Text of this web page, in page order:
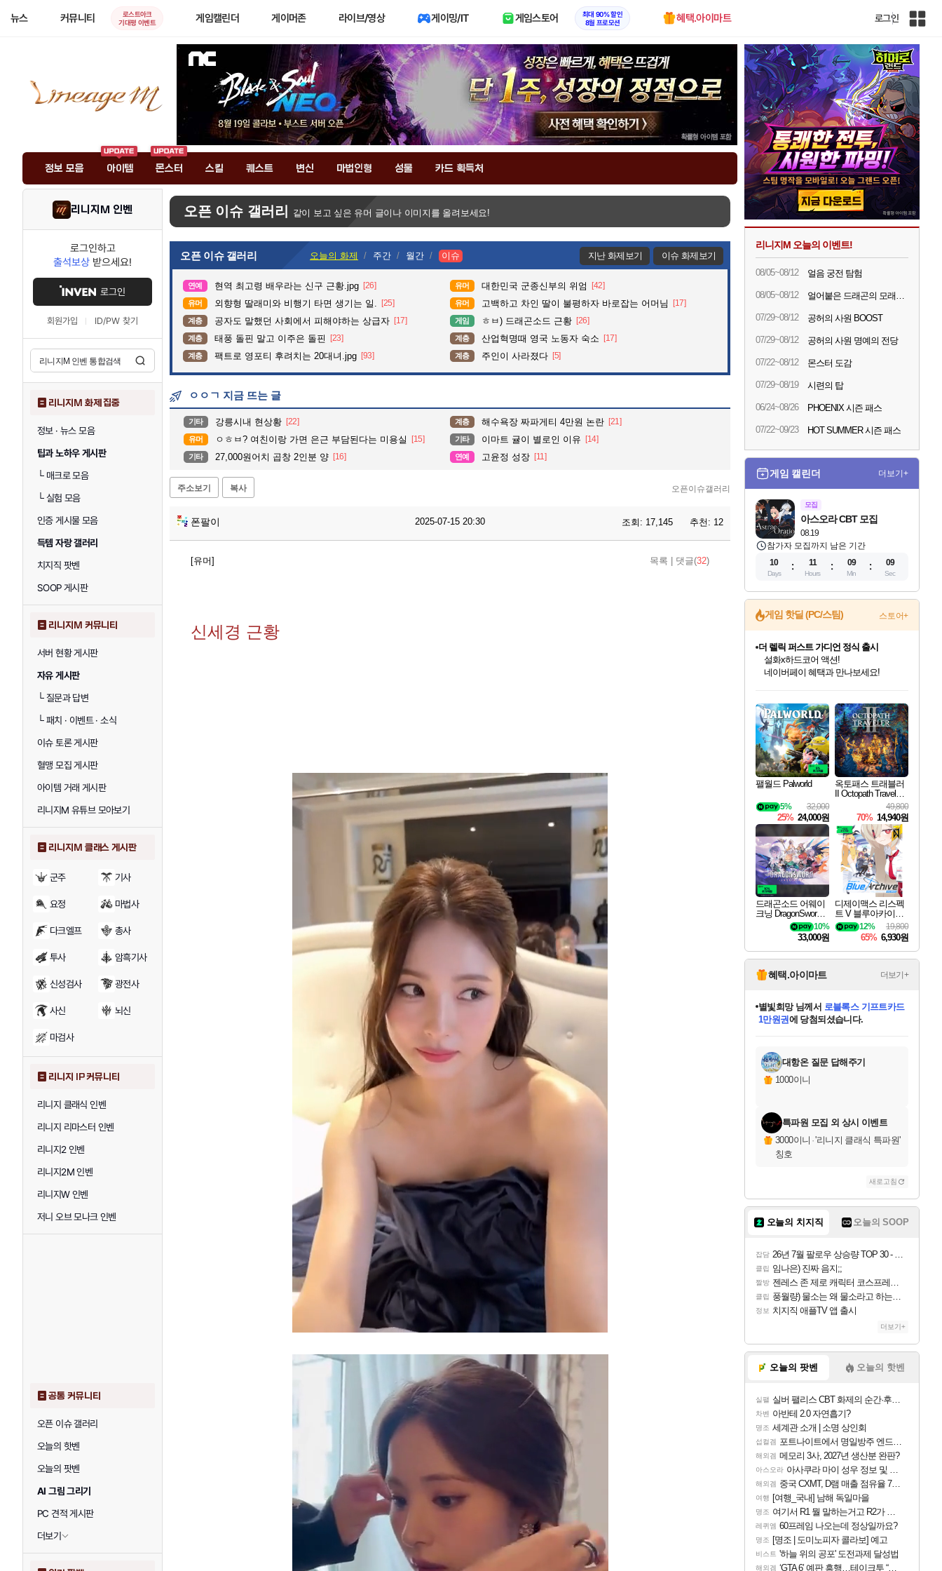
뉴스 커뮤니티
로스트아크
기대평 이벤트
게임캘린더 게이머존 라이브/영상 게이밍/IT 게임스토어
최대 90% 할인
8월 프로모션
혜택.아이마트 로그인
인
전
이
트
맵
정보 모음 아이템 몬스터 스킬 퀘스트 변신 마법인형 성물 카드 획득처
리니지M 인벤
로그인하고
출석보상 받으세요!
로그인
회원가입 ID/PW 찾기
리니지M 화제 집중
정보 · 뉴스 모음
팁과 노하우 게시판
└매크로 모음
└실험 모음
인증 게시물 모음
득템 자랑 갤러리
치지직 팟벤
SOOP 게시판
리니지M 커뮤니티
서버 현황 게시판
자유 게시판
└질문과 답변
└패치 · 이벤트 · 소식
이슈 토론 게시판
혈맹 모집 게시판
아이템 거래 게시판
리니지M 유튜브 모아보기
리니지M 클래스 게시판
군주 기사
요정 마법사
다크엘프 총사
투사 암흑기사
신성검사 광전사
사신 뇌신
마검사
리니지 IP 커뮤니티
리니지 클래식 인벤
리니지 리마스터 인벤
리니지2 인벤
리니지2M 인벤
리니지W 인벤
저니 오브 모나크 인벤
공통 커뮤니티
오픈 이슈 갤러리
오늘의 핫벤
오늘의 팟벤
AI 그림 그리기
PC 견적 게시판
더보기
오픈 이슈 갤러리 같이 보고 싶은 유머 글이나 이미지를 올려보세요!
오픈 이슈 갤러리 오늘의 화제 주간 월간 이슈 지난 화제보기 이슈 화제보기
연예 현역 최고령 배우라는 신구 근황.jpg [26] 유머 대한민국 군종신부의 위엄 [42]
유머 외향형 딸래미와 비행기 타면 생기는 일. [25] 유머 고백하고 차인 딸이 불평하자 바로잡는 어머님 [17]
계층 공자도 말했던 사회에서 피해야하는 상급자 [17] 게임 ㅎㅂ) 드래곤소드 근황 [26]
계층 태풍 돌핀 말고 이주은 돌핀 [23] 계층 산업혁명때 영국 노동자 숙소 [17]
계층 팩트로 영포티 후려치는 20대녀.jpg [93] 계층 주인이 사라졌다 [5]
ㅇㅇㄱ 지금 뜨는 글
기타 강릉시내 현상황 [22] 계층 해수욕장 짜파게티 4만원 논란 [21]
유머 ㅇㅎㅂ? 여친이랑 가면 은근 부담된다는 미용실 [15] 기타 이마트 귤이 별로인 이유 [14]
기타 27,000원어치 곱창 2인분 양 [16] 연예 고윤정 성장 [11]
주소보기 복사 오픈이슈갤러리
폰팔이 2025-07-15 20:30 조회: 17,145 추천: 12
[유머] 목록 댓글(32)
신세경 근황
리니지M 오늘의 이벤트!
08/05~08/12 얼음 궁전 탐험
08/05~08/12 얼어붙은 드래곤의 모래시계
07/29~08/12 공허의 사원 BOOST
07/29~08/12 공허의 사원 명예의 전당
07/22~08/12 몬스터 도감
07/29~08/19 시련의 탑
06/24~08/26 PHOENIX 시즌 패스
07/22~09/23 HOT SUMMER 시즌 패스
게임 캘린더 더보기+
모집
08.19
아스오라 CBT 모집
참가자 모집까지 남은 기간
10
Days
11
Hours
09
Min
08
Sec
게임 핫딜 (PC/스팀) 스토어+
최대 90% 할인가를 만나보세요!
네이버혜택과 함께 만나보세요!
50%할인&추가 적립까지!
네이버 포인트 혜택까지!
이니&베니 혜택까지!
네이버 혜택가와 함께 예약하세요!
할인&네이버혜택으로 만나보세요!
더 렐릭 퍼스트 가디언 정식 출시
베데스다 40주년 기념 할인 중!
베데스다의 명작들을
40주년 프로모션으로 만나보세요!
할인가에 만나보세요!
일부 에디션 상시 할인!
혜택으로 예약 판매 중
편안하게 충전하세요
팰월드 Palworld
32,000
5%
25% 24,000원
옥토패스 트래블러
II Octopath Traveler I
49,800
70% 14,940원
드래곤소드 어웨이
크닝 DragonSword A
10%
33,000원
디제이맥스 리스펙
트 V 블루아카이브
팩 DJMAX RESPE
CT V Blue Archive P
ack DLC
19,800
12%
65% 6,930원
혜택.아이마트 더보기+
교환.
당첨되셨습니다.
당첨되셨습니다.
당첨되셨습니다.
별빛희망님께서 로블록스 기프트카드
1만원권에 당첨되셨습니다.
당첨되셨습니다.
당첨되셨습니다.
당첨되셨습니다.
당첨되셨습니다.
에디션 (스팀코드)를 교환.
당첨되셨습니다.
대항온 질문 답해주기
1000이니
특파원 모집 외 상시 이벤트
3000이니 ·'리니지 클래식 특파원'
칭호
새로고침
오늘의 치지직 오늘의 SOOP
잡담 26년 7월 팔로우 상승량 TOP 30 - 월간 치지직
클립 임나은) 진짜 음지;;
짤방 젠레스 존 제로 캐릭터 코스프레한 꽁주
클립 풍월량) 물소는 왜 물소라고 하는거야? 아! 그만 ㅋㅋ
정보 치지직 애플TV 앱 출시
더보기+
오늘의 팟벤 오늘의 핫벤
실팰 실버 팰리스 CBT 화제의 순간·후기 모음
차벤 아반테 2.0 자연흡기?
명조 세계관 소개 | 소명 상인회
섭컬겜 포트나이트에서 명일방주 엔드필드 [펠리카] 판매 예정
해외겜 메모리 3사, 2027년 생산분 완판?
아스오라 아사쿠라 마이 성우 정보 및 주요 필모
해외겜 중국 CXMT, D램 매출 점유율 7%…글로벌 4위로 부상
여행 [여행_국내] 남해 독일마을
명조 여기서 R1 뭘 말하는거고 R2가 뭘말하는걸까요?
레퀴엠 60프레임 나오는데 정상일까요?
명조 [명조 | 도미노피자 콜라보] 예고
비스트 '하늘 위의 공포' 도전과제 달성법
해외겜 ‘GTA 6’ 예판 흥행…테이크투 “내부 예상 크게 넘어”